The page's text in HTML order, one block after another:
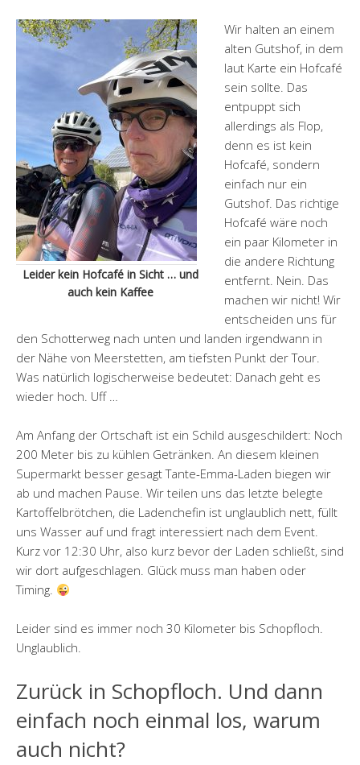
Leider kein Hofcafé in Sicht … und
auch kein Kaffee
Wir halten an einem
alten Gutshof, in dem
laut Karte ein Hofcafé
sein sollte. Das
entpuppt sich
allerdings als Flop,
denn es ist kein
Hofcafé, sondern
einfach nur ein
Gutshof. Das richtige
Hofcafé wäre noch
ein paar Kilometer in
die andere Richtung
entfernt. Nein. Das
machen wir nicht! Wir
entscheiden uns für
den Schotterweg nach unten und landen irgendwann in
der Nähe von Meerstetten, am tiefsten Punkt der Tour.
Was natürlich logischerweise bedeutet: Danach geht es
wieder hoch. Uff …
Am Anfang der Ortschaft ist ein Schild ausgeschildert: Noch
200 Meter bis zu kühlen Getränken. An diesem kleinen
Supermarkt besser gesagt Tante-Emma-Laden biegen wir
ab und machen Pause. Wir teilen uns das letzte belegte
Kartoffelbrötchen, die Ladenchefin ist unglaublich nett, füllt
uns Wasser auf und fragt interessiert nach dem Event.
Kurz vor 12:30 Uhr, also kurz bevor der Laden schließt, sind
wir dort aufgeschlagen. Glück muss man haben oder
Timing.
Leider sind es immer noch 30 Kilometer bis Schopfloch.
Unglaublich.
Zurück in Schopfloch. Und dann
einfach noch einmal los, warum
auch nicht?